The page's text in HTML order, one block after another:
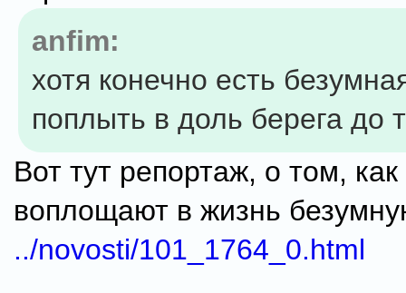
anfim:
хотя конечно есть
поплыть в доль берега до
Вот тут репортаж, о том,
воплощают в жизнь
../novosti/101_1764_0.html